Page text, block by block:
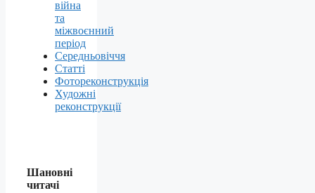
війна
та
міжвоєнний
період
Середньовіччя
Статті
Фотореконструкція
Художні
реконструкції
Шановні
читачі